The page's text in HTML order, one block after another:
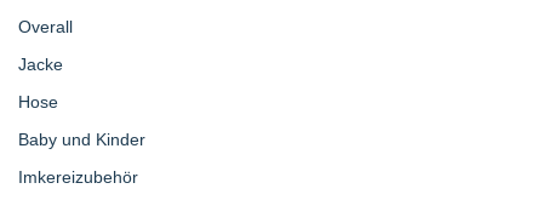
Overall
Jacke
Hose
Baby und Kinder
Imkereizubehör